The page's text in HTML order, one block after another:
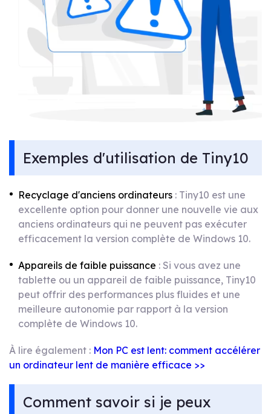
Exemples d'utilisation de Tiny10
Recyclage d'anciens ordinateurs : Tiny10 est une
excellente option pour donner une nouvelle vie aux
anciens ordinateurs qui ne peuvent pas exécuter
efficacement la version complète de Windows 10.
Appareils de faible puissance : Si vous avez une
tablette ou un appareil de faible puissance, Tiny10
peut offrir des performances plus fluides et une
meilleure autonomie par rapport à la version
complète de Windows 10.
À lire également : Mon PC est lent: comment accélérer
un ordinateur lent de manière efficace >>
Comment savoir si je peux